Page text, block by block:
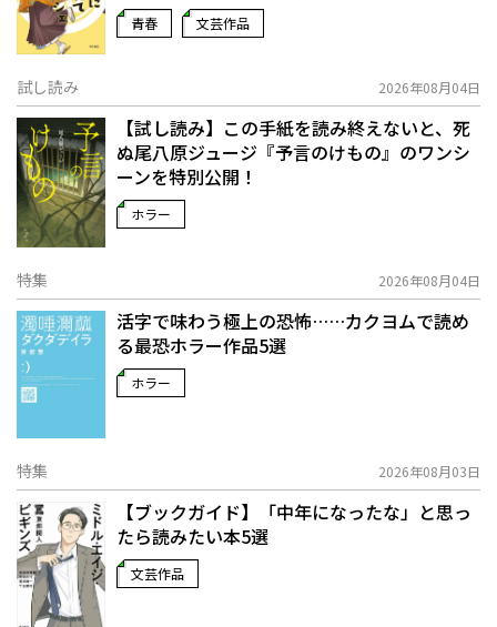
青春 文芸作品
試し読み 2026年08月04日
【試し読み】この手紙を読み終えないと、死
ぬ――尾八原ジュージ『予言のけもの』のワンシ
ーンを特別公開！
ホラー
特集 2026年08月04日
活字で味わう極上の恐怖……カクヨムで読め
る最恐ホラー作品5選
ホラー
特集 2026年08月03日
【ブックガイド】「中年になったな」と思っ
たら読みたい本5選
文芸作品